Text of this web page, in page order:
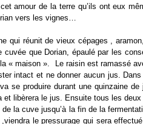
amour de la terre qu’ils ont eux
vers les vignes…
qui réunit de vieux cépages ,
que Dorian, épaulé par les
« maison ». Le raisin est ramassé
intact et ne donner aucun jus.
se produire durant une quinzaine
et libèrera le jus. Ensuite tous les
la cuve jusqu’à la fin de la
le pressurage qui sera